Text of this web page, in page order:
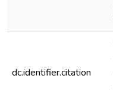
dc.identifier.citation